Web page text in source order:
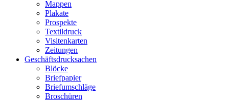
Mappen
Plakate
Prospekte
Textildruck
Visitenkarten
Zeitungen
Geschäftsdrucksachen
Blöcke
Briefpapier
Briefumschläge
Broschüren